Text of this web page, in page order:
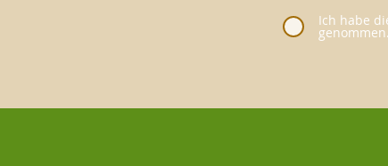
Ich habe
genommen.